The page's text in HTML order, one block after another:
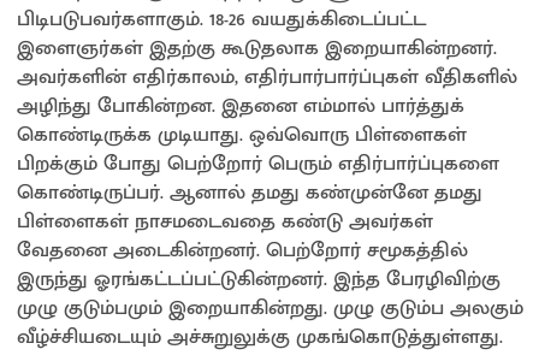
பிடிபடுபவர்களாகும். 18-26 வயதுக்கிடைப்பட்ட
இளைஞர்கள் இதற்கு கூடுதலாக இறையாகின்றனர்.
அவர்களின் எதிர்காலம், எதிர்பார்பார்ப்புகள் வீதிகளில்
அழிந்து போகின்றன. இதனை எம்மால் பார்த்துக்
கொண்டிருக்க முடியாது. ஒவ்வொரு பிள்ளைகள்
பிறக்கும் போது பெற்றோர் பெரும் எதிர்பார்ப்புகளை
கொண்டிருப்பர். ஆனால் தமது கண்முன்னே தமது
பிள்ளைகள் நாசமடைவதை கண்டு அவர்கள்
வேதனை அடைகின்றனர். பெற்றோர் சமூகத்தில்
இருந்து ஓரங்கட்டப்பட்டுகின்றனர். இந்த பேரழிவிற்கு
முழு குடும்பமும் இறையாகின்றது. முழு குடும்ப அலகும்
வீழ்ச்சியடையும் அச்சுறுலுக்கு முகங்கொடுத்துள்ளது.